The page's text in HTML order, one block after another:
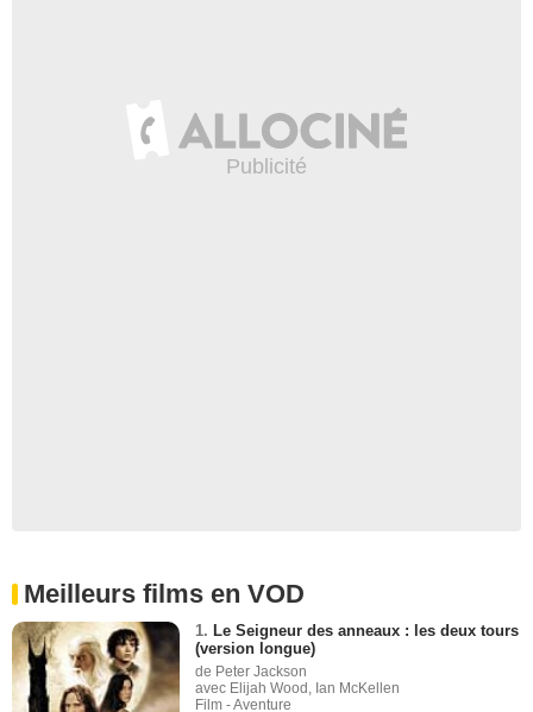
Meilleurs films en VOD
1. Le Seigneur des anneaux : les deux tours
(version longue)
de Peter Jackson
avec Elijah Wood, Ian McKellen
Film - Aventure